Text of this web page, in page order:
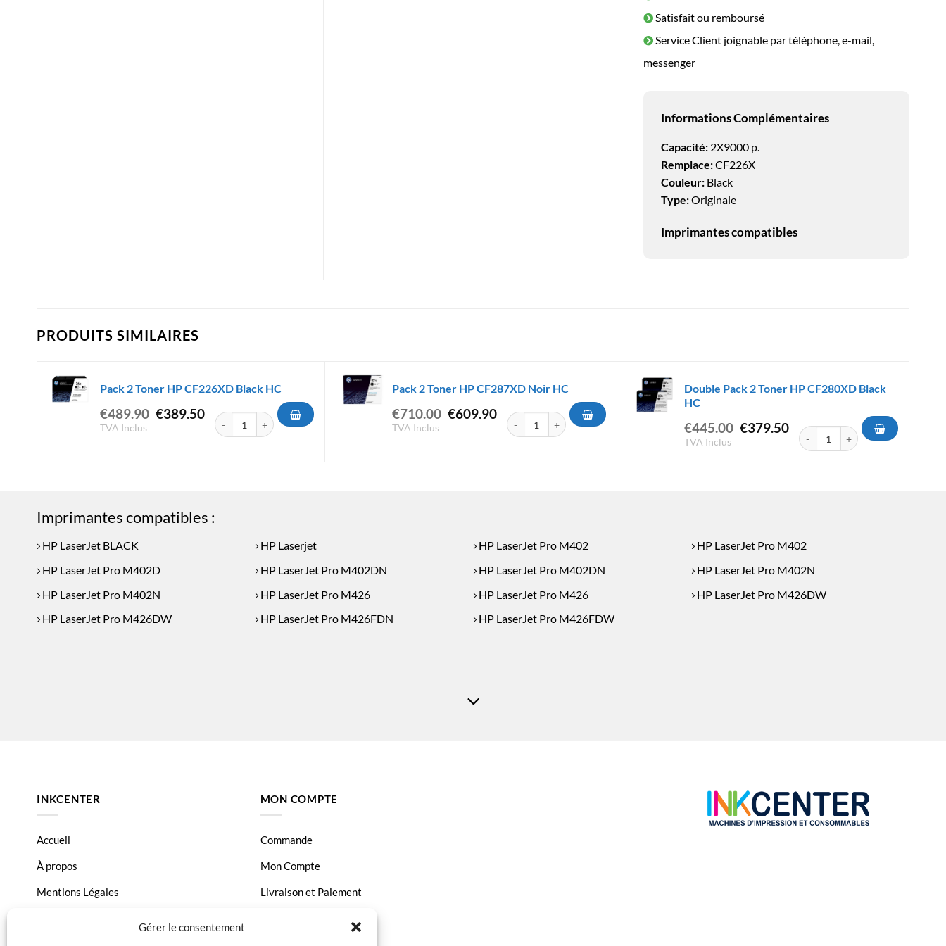
Gérer le consentement
Satisfait ou remboursé
Service Client joignable par téléphone, e-mail,
messenger
Informations Complémentaires
Capacité:2X9000 p.
Remplace:CF226X
Couleur: Black
Type:Originale
Imprimantes compatibles
PRODUITS SIMILAIRES
Pack 2 Toner HP CF226XD Black HC
€489.90 Le
€389.50Le
prix
TVA Inclus
quantité de Pack 2 Toner HP CF226XD Black HC
Pack 2 Toner HP CF287XD Noir HC
€710.00 Le
€609.90Le
prix
TVA Inclus
quantité de Pack 2 Toner HP CF287XD Noir HC
Double Pack 2 Toner HP CF280XD Black
HC
€445.00 Le
€379.50Le
prix
TVA Inclus
quantité de Double Pack 2 Toner
Imprimantes compatibles :
HP LaserJet BLACK HP Laserjet HP LaserJet Pro M402
HP LaserJet Pro M402
HP LaserJet Pro M402D
HP LaserJet Pro M402DN HP LaserJet Pro M402DN
HP LaserJet Pro M402N
HP LaserJet Pro M402N
HP LaserJet Pro M426 HP LaserJet Pro M426
HP LaserJet Pro M426DW
HP LaserJet Pro M426DW
HP LaserJet Pro M426FDN HP LaserJet Pro M426FDW
INKCENTER
Accueil
À propos
Mentions Légales
MON COMPTE
Commande
Mon Compte
Livraison et Paiement